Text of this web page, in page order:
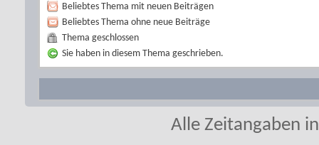
Beliebtes Thema mit neuen Beiträgen
Beliebtes Thema ohne neue Beiträge
Thema geschlossen
Sie haben in diesem Thema geschrieben.
Alle Zeitangaben